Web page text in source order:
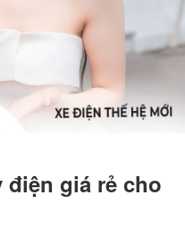
điện giá rẻ cho